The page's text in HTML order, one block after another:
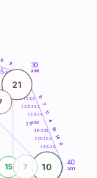
30
anni
40
anni
29
31-32,5
32,5-33,5
33,5-34
36-37,5
37,5-38,5
38,5-39
8
11
10
7
11
4
18
14
6
10
21
15 7
35anni